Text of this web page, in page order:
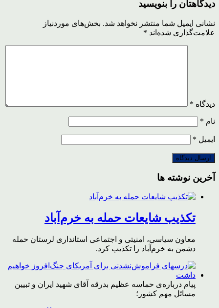
دیدگاهتان را بنویسید
نشانی ایمیل شما منتشر نخواهد شد. بخش‌های موردنیاز
علامت‌گذاری شده‌اند *
دیدگاه *
نام *
ایمیل *
آخرین نوشته ها
تکذیب شایعات حمله به خرم‌آباد
معاون سیاسی، امنیتی و اجتماعی استانداری لرستان حمله
دشمن به خرم‌آباد را تکذیب کرد.
پیام درباره‌ی حماسه عظیم بدرقه آقای شهید ایران و تبیین
مسائل مهم کشور؛